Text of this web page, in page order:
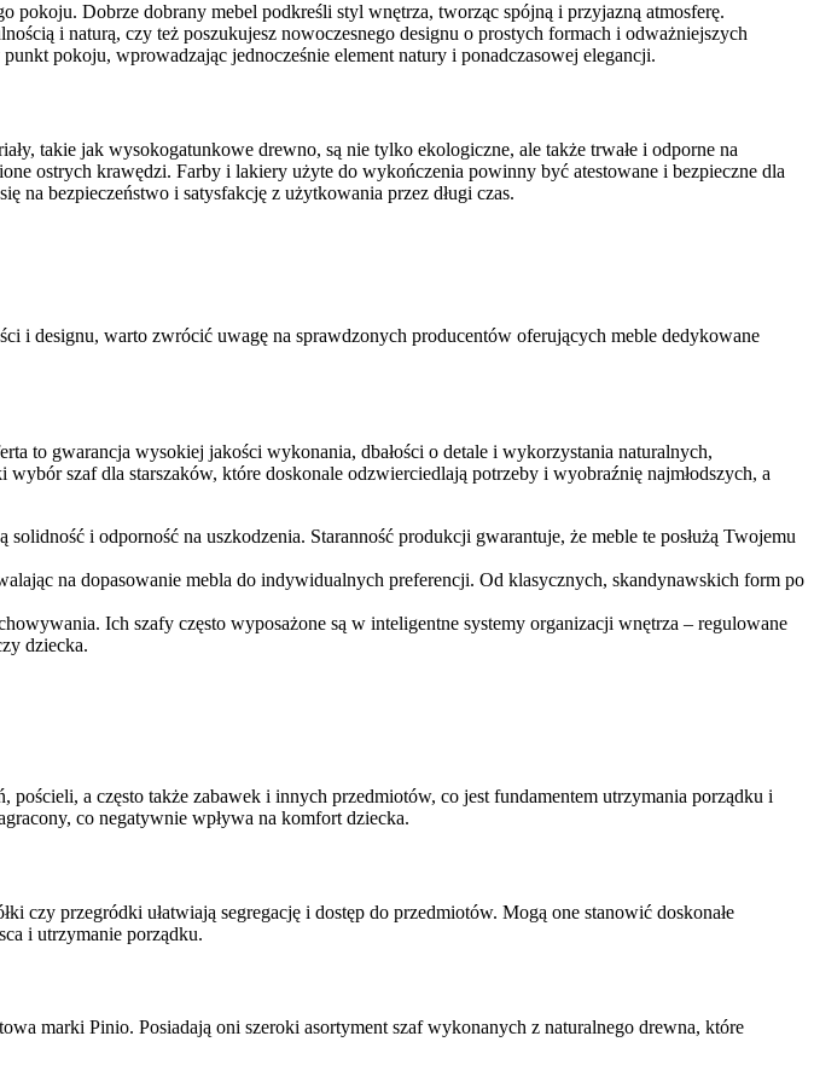
pokoju. Dobrze dobrany mebel podkreśli styl wnętrza, tworząc spójną i przyjazną atmosferę.
i naturą, czy też poszukujesz nowoczesnego designu o prostych formach i odważniejszych
pokoju, wprowadzając jednocześnie element natury i ponadczasowej elegancji.
takie jak wysokogatunkowe drewno, są nie tylko ekologiczne, ale także trwałe i odporne na
ostrych krawędzi. Farby i lakiery użyte do wykończenia powinny być atestowane i bezpieczne dla
na bezpieczeństwo i satysfakcję z użytkowania przez długi czas.
i designu, warto zwrócić uwagę na sprawdzonych producentów oferujących meble dedykowane
to gwarancja wysokiej jakości wykonania, dbałości o detale i wykorzystania naturalnych,
szaf dla starszaków, które doskonale odzwierciedlają potrzeby i wyobraźnię najmłodszych, a
i odporność na uszkodzenia. Staranność produkcji gwarantuje, że meble te posłużą Twojemu
na dopasowanie mebla do indywidualnych preferencji. Od klasycznych, skandynawskich form po
Ich szafy często wyposażone są w inteligentne systemy organizacji wnętrza – regulowane
dziecka.
a często także zabawek i innych przedmiotów, co jest fundamentem utrzymania porządku i
co negatywnie wpływa na komfort dziecka.
czy przegródki ułatwiają segregację i dostęp do przedmiotów. Mogą one stanowić doskonałe
i utrzymanie porządku.
marki Pinio. Posiadają oni szeroki asortyment szaf wykonanych z naturalnego drewna, które